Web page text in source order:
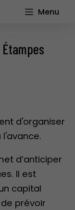
Menu
d'organiser
d’anticiper
Il est
capital
prévoir